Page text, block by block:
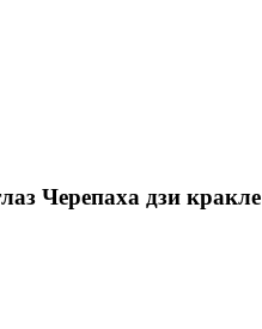
Черепаха дзи кракле